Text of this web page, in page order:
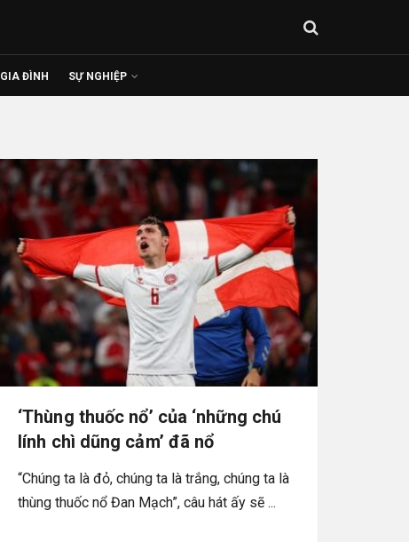
GIA ĐÌNH SỰ NGHIỆP
‘Thùng thuốc nổ’ của ‘những chú
lính chì dũng cảm’ đã nổ
“Chúng ta là đỏ, chúng ta là trắng, chúng ta là
thùng thuốc nổ Đan Mạch”, câu hát ấy sẽ ...